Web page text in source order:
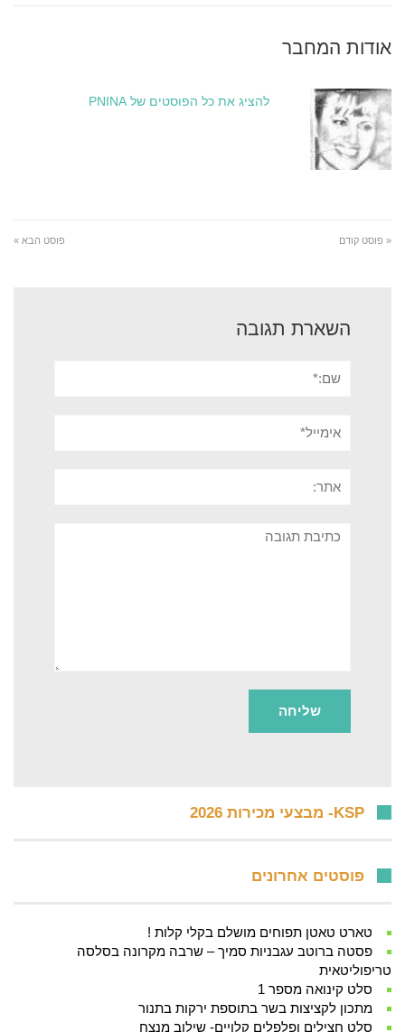
אודות המחבר
להציג את כל הפוסטים של PNINA
« פוסט קודם פוסט הבא »
השארת תגובה
KSP- מבצעי מכירות 2026
פוסטים אחרונים
טארט טאטן תפוחים מושלם בקלי קלות !
פסטה ברוטב עגבניות סמיך – שרבה מקרונה בסלסה
טריפוליטאית
סלט קינואה מספר 1
מתכון לקציצות בשר בתוספת ירקות בתנור
סלט חצילים ופלפלים קלויים- שילוב מנצח